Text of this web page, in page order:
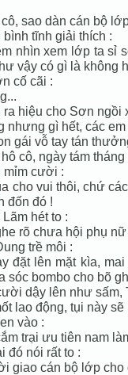
sao dàn cán bộ
bình tĩnh giải thích :
nhìn xem lớp ta sỉ
vậy có gì là không
cố cãi :
ra hiệu cho Sơn ngồi
nhưng gì hết, các
gái vỗ tay tán
cô, ngày tám
mỉm cười :
cho vui thôi, chứ
đốn đó !
hét to :
rõ chưa hội phụ
trề môi :
đặt lên mặt kìa,
sóc bombo cho bõ
dậy lên như sấm,
lao động, tụi này
vào :
trại ưu tiên nam
đó nói rất to :
giao cán bộ lớp cho